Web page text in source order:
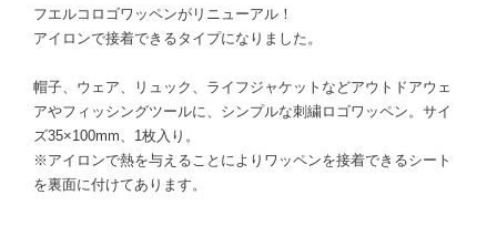
フエルコロゴワッペンがリニューアル！
アイロンで接着できるタイプになりました。
帽子、ウェア、リュック、ライフジャケットなどアウトドアウェ
アやフィッシングツールに、シンプルな刺繍ロゴワッペン。サイ
ズ35×100mm、1枚入り。
※アイロンで熱を与えることによりワッペンを接着できるシート
を裏面に付けてあります。